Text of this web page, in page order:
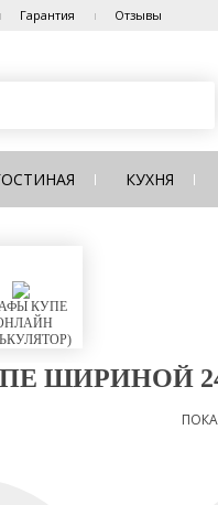
Гарантия Отзывы
КУХНЯ
КУПЕ
ШИРИНОЙ